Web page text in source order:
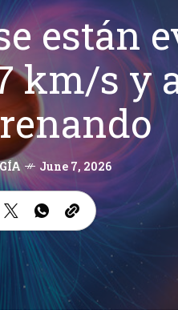
están
km/s y
June 7, 2026